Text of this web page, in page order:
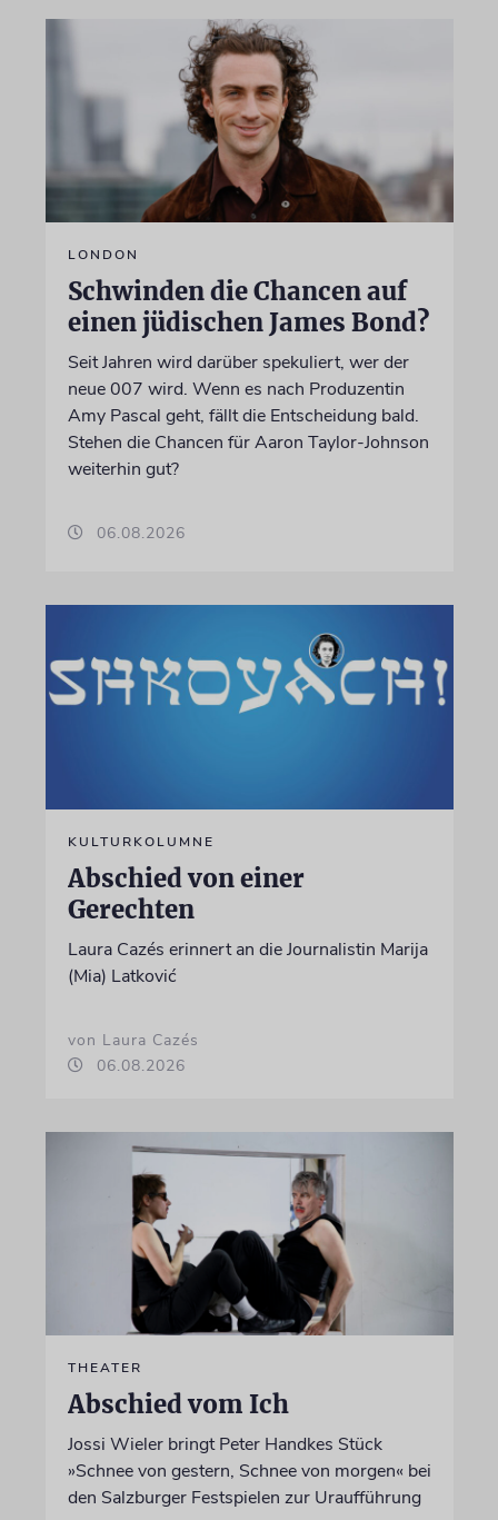
LONDON
Schwinden die Chancen auf
einen jüdischen James Bond?
Seit Jahren wird darüber spekuliert, wer der
neue 007 wird. Wenn es nach Produzentin
Amy Pascal geht, fällt die Entscheidung bald.
Stehen die Chancen für Aaron Taylor-Johnson
weiterhin gut?
06.08.2026
KULTURKOLUMNE
Abschied von einer
Gerechten
Laura Cazés erinnert an die Journalistin Marija
(Mia) Latković
von Laura Cazés
06.08.2026
THEATER
Abschied vom Ich
Jossi Wieler bringt Peter Handkes Stück
»Schnee von gestern, Schnee von morgen« bei
den Salzburger Festspielen zur Uraufführung